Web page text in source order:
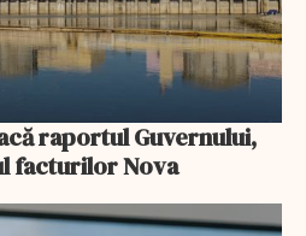
raportul Guvernului,
facturilor Nova